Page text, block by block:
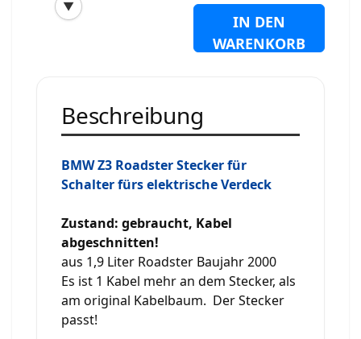
▼
‹
IN DEN
WARENKORB
Beschreibung
BMW Z3 Roadster Stecker für
Schalter fürs elektrische Verdeck
Zustand: gebraucht, Kabel
abgeschnitten!
aus 1,9 Liter Roadster Baujahr 2000
Es ist 1 Kabel mehr an dem Stecker, als
am original Kabelbaum. Der Stecker
passt!